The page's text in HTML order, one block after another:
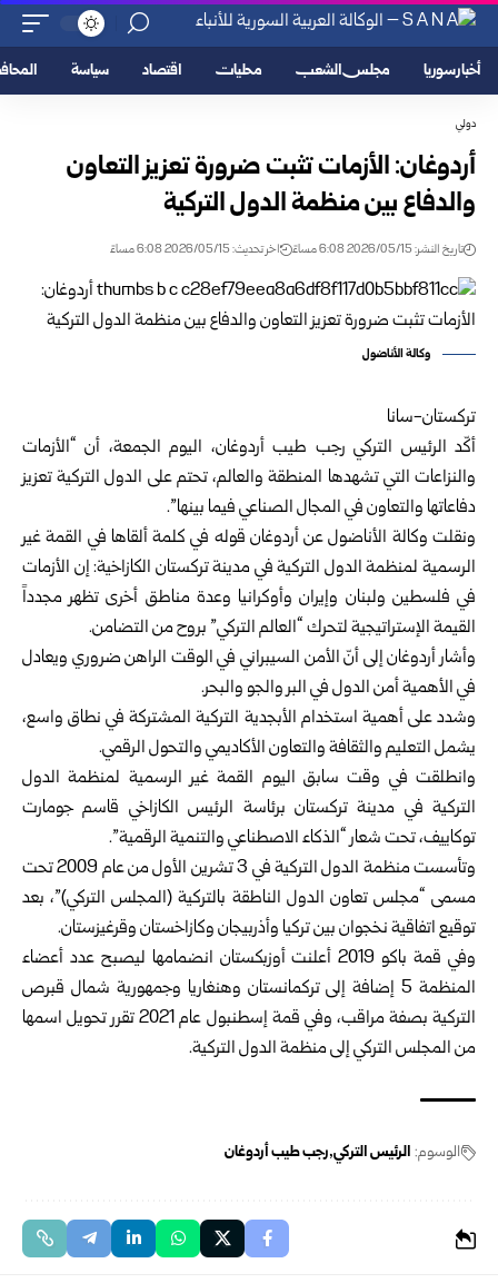
أخبار سوريا مجلس الشعب محليات اقتصاد سياسة
دولي
أردوغان: الأزمات تثبت ضرورة تعزيز التعاون
والدفاع بين منظمة الدول التركية
تاريخ النشر: 2026/05/15 6:08 مساءً اخر تحديث: 2026/05/15 6:08 مساءً
وكالة الأناضول
تركستان-سانا
أكّد الرئيس التركي رجب طيب أردوغان، اليوم الجمعة، أن “الأزمات
والنزاعات التي تشهدها المنطقة والعالم، تحتم على الدول التركية تعزيز
دفاعاتها والتعاون في المجال الصناعي فيما بينها”.
ونقلت وكالة الأناضول عن أردوغان قوله في كلمة ألقاها في القمة غير
الرسمية لمنظمة الدول التركية في مدينة تركستان الكازاخية: إن الأزمات
في فلسطين ولبنان وإيران وأوكرانيا وعدة مناطق أخرى تظهر مجدداً
القيمة الإستراتيجية لتحرك “العالم التركي” بروح من التضامن.
وأشار أردوغان إلى أنّ الأمن السيبراني في الوقت الراهن ضروري ويعادل
في الأهمية أمن الدول في البر والجو والبحر.
وشدد على أهمية استخدام الأبجدية التركية المشتركة في نطاق واسع،
يشمل التعليم والثقافة والتعاون الأكاديمي والتحول الرقمي.
وانطلقت في وقت سابق اليوم القمة غير الرسمية لمنظمة الدول
التركية في مدينة تركستان برئاسة الرئيس الكازاخي قاسم جومارت
توكاييف، تحت شعار “الذكاء الاصطناعي والتنمية الرقمية”.
وتأسست منظمة الدول التركية في 3 تشرين الأول من عام 2009 تحت
مسمى “مجلس تعاون الدول الناطقة بالتركية (المجلس التركي)”، بعد
توقيع اتفاقية نخجوان بين تركيا وأذربيجان وكازاخستان وقرغيزستان.
وفي قمة باكو 2019 أعلنت أوزبكستان انضمامها ليصبح عدد أعضاء
المنظمة 5 إضافة إلى تركمانستان وهنغاريا وجمهورية شمال قبرص
التركية بصفة مراقب، وفي قمة إسطنبول عام 2021 تقرر تحويل اسمها
من المجلس التركي إلى منظمة الدول التركية.
الوسوم: الرئيس التركي رجب طيب أردوغان